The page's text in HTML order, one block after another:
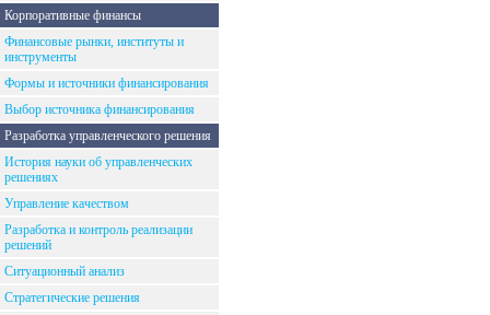
Корпоративные финансы
Финансовые рынки, институты и
инструменты
Формы и источники финансирования
Выбор источника финансирования
Разработка управленческого решения
История науки об управленческих
решениях
Управление качеством
Разработка и контроль реализации
решений
Ситуационный анализ
Стратегические решения